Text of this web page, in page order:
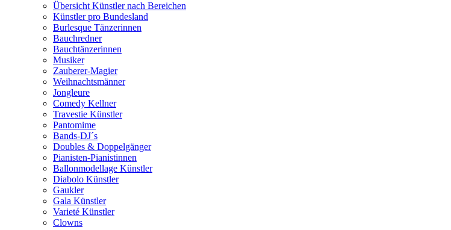
Übersicht Künstler nach Bereichen
Künstler pro Bundesland
Burlesque Tänzerinnen
Bauchredner
Bauchtänzerinnen
Musiker
Zauberer-Magier
Weihnachtsmänner
Jongleure
Comedy Kellner
Travestie Künstler
Pantomime
Bands-DJ´s
Doubles & Doppelgänger
Pianisten-Pianistinnen
Ballonmodellage Künstler
Diabolo Künstler
Gaukler
Gala Künstler
Varieté Künstler
Clowns